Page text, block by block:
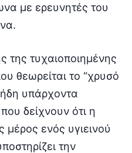
με ερευνητές του
της τυχαιοποιημένης
θεωρείται το “χρυσό
υπάρχοντα
δείχνουν ότι η
ενός υγιεινού
την